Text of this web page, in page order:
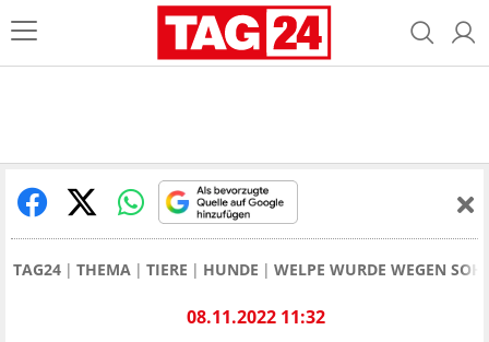
TAG24 THEMA TIERE HUNDE WELPE WURDE WEGEN
08.11.2022 11:32